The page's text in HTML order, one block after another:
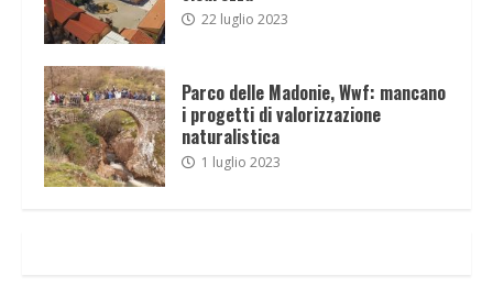
22 luglio 2023
Parco delle Madonie, Wwf: mancano
i progetti di valorizzazione
naturalistica
1 luglio 2023